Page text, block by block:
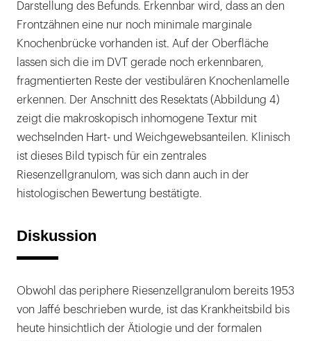
Darstellung des Befunds. Erkennbar wird, dass an den
Frontzähnen eine nur noch minimale marginale
Knochenbrücke vorhanden ist. Auf der Oberfläche
lassen sich die im DVT gerade noch erkennbaren,
fragmentierten Reste der vestibulären Knochenlamelle
erkennen. Der Anschnitt des Resektats (Abbildung 4)
zeigt die makroskopisch inhomogene Textur mit
wechselnden Hart- und Weichgewebsanteilen. Klinisch
ist dieses Bild typisch für ein zentrales
Riesenzellgranulom, was sich dann auch in der
histologischen Bewertung bestätigte.
Diskussion
Obwohl das periphere Riesenzellgranulom bereits 1953
von Jaffé beschrieben wurde, ist das Krankheitsbild bis
heute hinsichtlich der Ätiologie und der formalen